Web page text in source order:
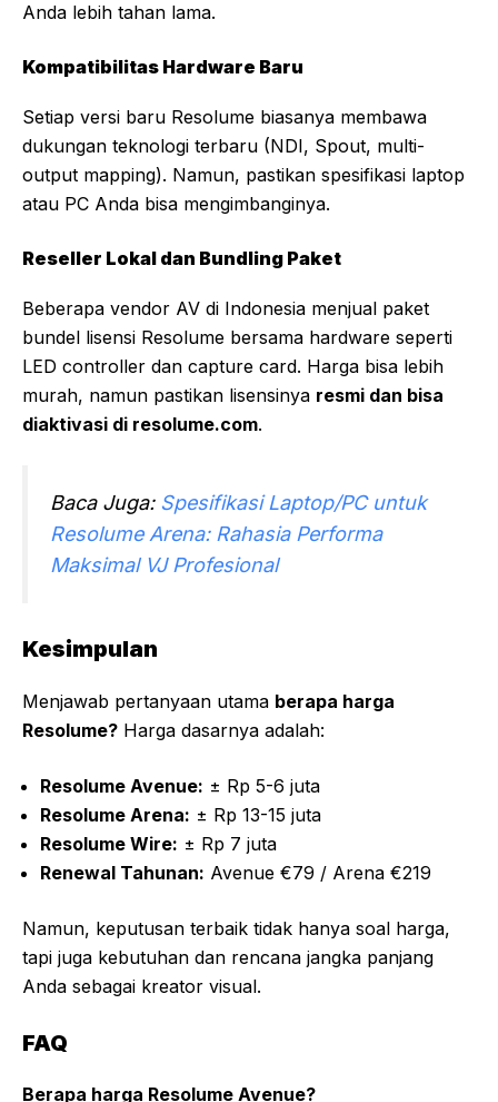
Anda lebih tahan lama.
Kompatibilitas Hardware Baru
Setiap versi baru Resolume biasanya membawa
dukungan teknologi terbaru (NDI, Spout, multi-
output mapping). Namun, pastikan spesifikasi laptop
atau PC Anda bisa mengimbanginya.
Reseller Lokal dan Bundling Paket
Beberapa vendor AV di Indonesia menjual paket
bundel lisensi Resolume bersama hardware seperti
LED controller dan capture card. Harga bisa lebih
murah, namun pastikan lisensinya resmi dan bisa
diaktivasi di resolume.com.
Baca Juga: Spesifikasi Laptop/PC untuk
Resolume Arena: Rahasia Performa
Maksimal VJ Profesional
Kesimpulan
Menjawab pertanyaan utama berapa harga
Resolume? Harga dasarnya adalah:
Resolume Avenue: ± Rp 5-6 juta
Resolume Arena: ± Rp 13-15 juta
Resolume Wire: ± Rp 7 juta
Renewal Tahunan: Avenue €79 / Arena €219
Namun, keputusan terbaik tidak hanya soal harga,
tapi juga kebutuhan dan rencana jangka panjang
Anda sebagai kreator visual.
FAQ
Berapa harga Resolume Avenue?